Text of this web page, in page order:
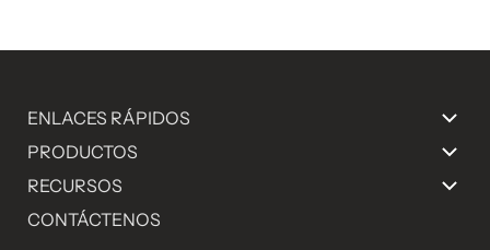
ENLACES RÁPIDOS
PRODUCTOS
RECURSOS
CONTÁCTENOS